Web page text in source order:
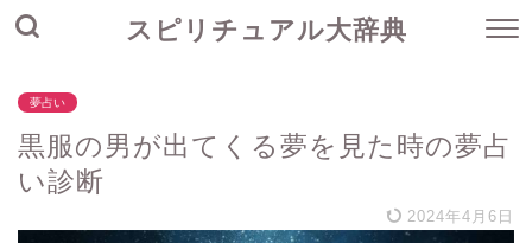
スピリチュアル大辞典
夢占い
黒服の男が出てくる夢を見た時の夢占
い診断
2024年4月6日